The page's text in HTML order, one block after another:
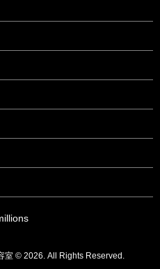
室 © 2026. All Rights Reserved.